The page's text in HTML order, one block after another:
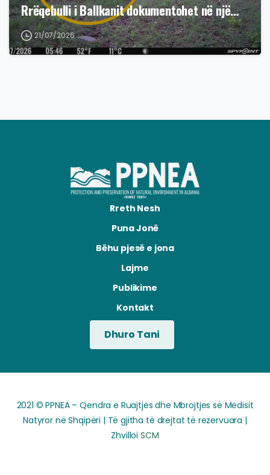
Rrëqebulli i Ballkanit dokumentohet në një…
21/07/2026
Rreth Nesh
Puna Jonë
Bëhu pjesë e jona
Lajme
Publikime
Kontakt
Dhuro Tani
2021 © PPNEA – Qendra e Ruajtjes dhe Mbrojtjes së Medisit
Natyror në Shqipëri | Të gjitha të drejtat të rezervuara |
ZhvilloiSCM